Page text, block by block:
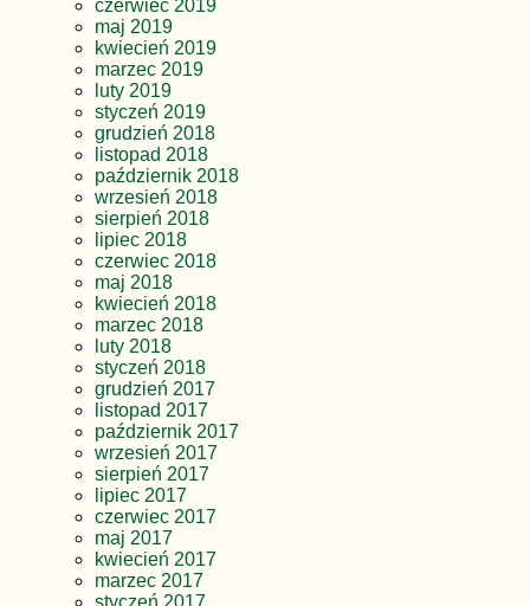
czerwiec 2019
maj 2019
kwiecień 2019
marzec 2019
luty 2019
styczeń 2019
grudzień 2018
listopad 2018
październik 2018
wrzesień 2018
sierpień 2018
lipiec 2018
czerwiec 2018
maj 2018
kwiecień 2018
marzec 2018
luty 2018
styczeń 2018
grudzień 2017
listopad 2017
październik 2017
wrzesień 2017
sierpień 2017
lipiec 2017
czerwiec 2017
maj 2017
kwiecień 2017
marzec 2017